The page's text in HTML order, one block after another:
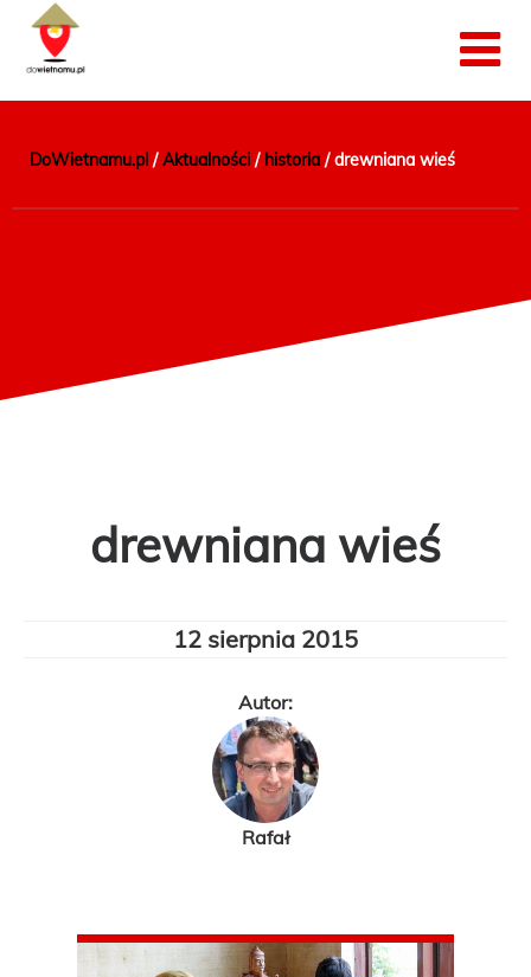
DoWietnamu.pl /Aktualności / historia /drewniana wieś
drewniana wieś
12 sierpnia 2015
Autor:
Rafał